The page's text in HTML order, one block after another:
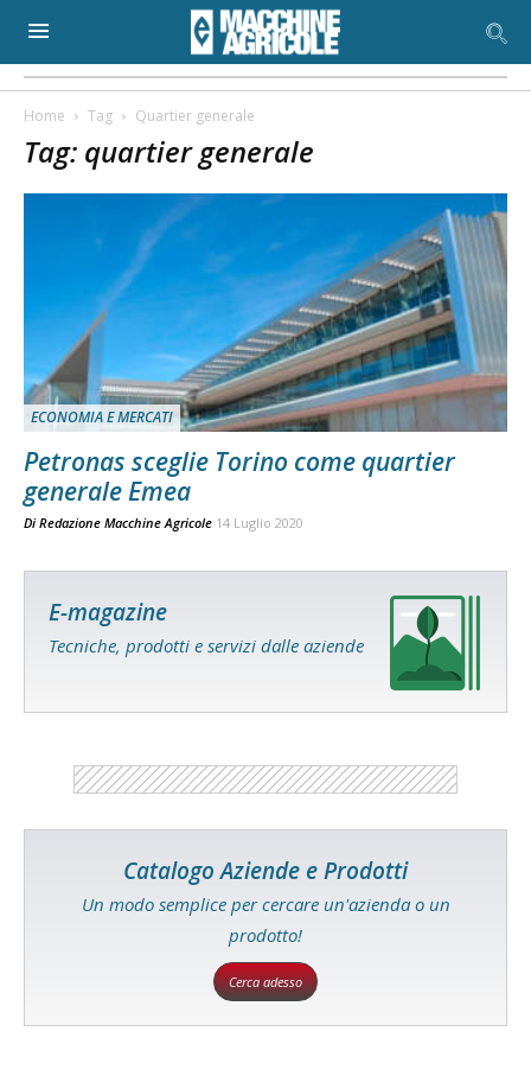
Home Tag Quartier generale
Tag: quartier generale
ECONOMIA E MERCATI
Petronas sceglie Torino come quartier
generale Emea
Di Redazione Macchine Agricole 14 Luglio 2020
E-magazine
Tecniche, prodotti e servizi dalle aziende
Catalogo Aziende e Prodotti
Un modo semplice per cercare un'azienda o un
prodotto!
Cerca adesso